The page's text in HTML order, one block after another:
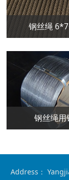
钢丝绳
钢丝绳用
Address：